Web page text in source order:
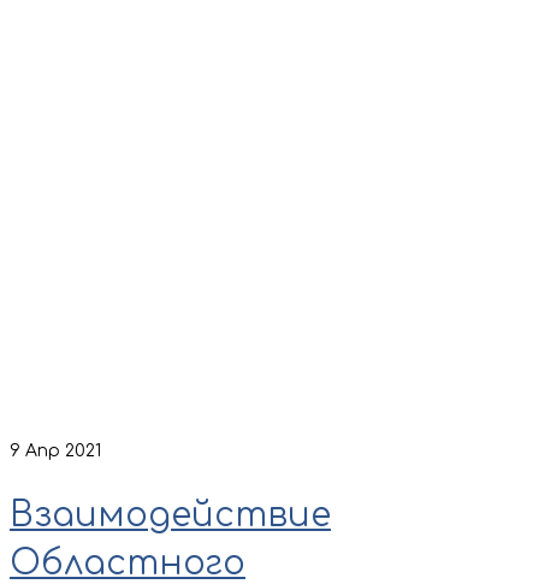
9 Апр 2021
Взаимодействие
Областного